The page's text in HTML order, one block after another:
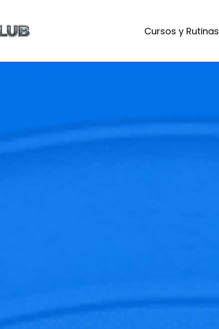
Cursos y Rutinas